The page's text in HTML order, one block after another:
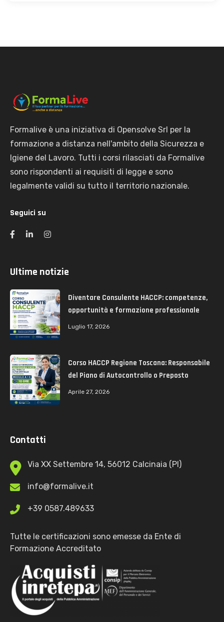
Formalive è una iniziativa di Opensolve Srl per la
formazione a distanza nell'ambito della Sicurezza e
Igiene del Lavoro. Tutti i corsi rilasciati da Formalive
sono rispondenti ai requisiti di legge e sono
legalmente validi su tutto il territorio nazionale.
Seguici su
Ultime notizie
Diventare Consulente HACCP: competenze,
opportunità e formazione professionale
Luglio 17, 2026
Corso HACCP Regione Toscana: Responsabile
del Piano di Autocontrollo o Preposto
Aprile 27, 2026
Contatti
Via XX Settembre 14, 56012 Calcinaia (PI)
info@formalive.it
+39 0587.489633
Tutte le certificazioni sono emesse da Ente di
Formazione Accreditato